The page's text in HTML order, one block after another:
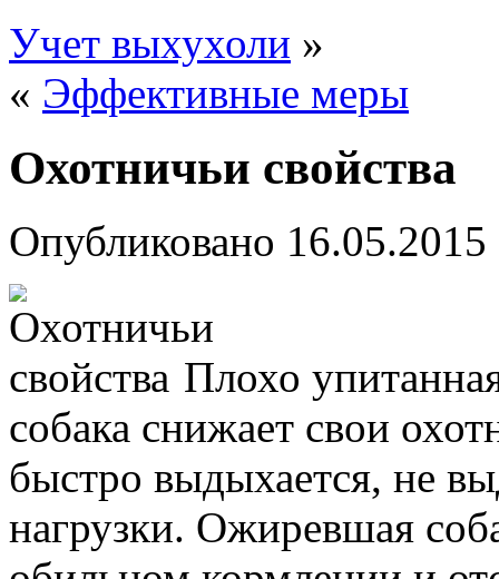
Учет выхухоли »
« Эффективные меры
Охотничьи свойства
Опубликовано 16.05.2015
Плохо
собака снижает свои
быстро выдыхается, не
нагрузки. Ожиревшая